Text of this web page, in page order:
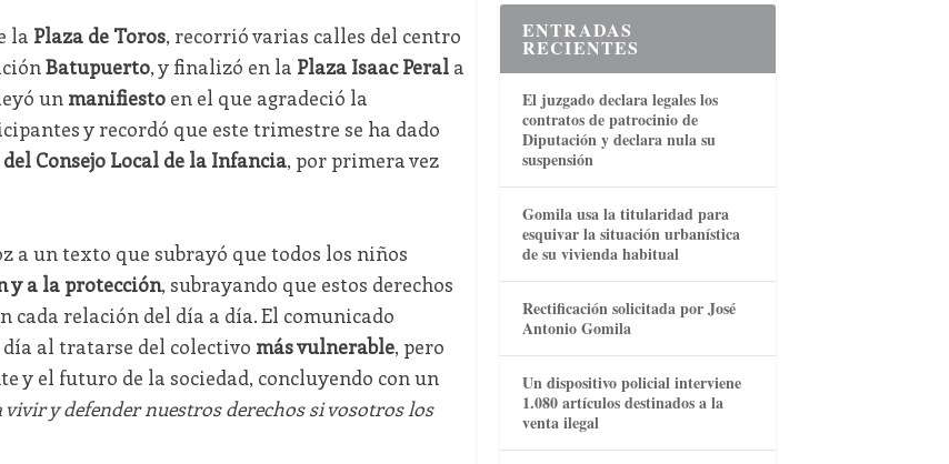
la Plaza de Toros, recorrió varias calles del centro
Batupuerto, y finalizó en la Plaza Isaac Perala
un manifiestoen el que agradeció la
y recordó que este trimestre se ha dado
Consejo Local de la Infancia, por primera vez
a un texto que subrayó que todos los niños
y a la protección, subrayando que estos derechos
cada relación del día a día. El comunicado
al tratarse del colectivo más vulnerable, pero
y el futuro de la sociedad, concluyendo con un
vivir y defender nuestros derechos si vosotros los
ENTRADAS
RECIENTES
El juzgado declara legales los
contratos de patrocinio de
Diputación y declara nula su
suspensión
Gomila usa la titularidad para
esquivar la situación urbanística
de su vivienda habitual
Rectificación solicitada por José
Antonio Gomila
Un dispositivo policial interviene
1.080 artículos destinados a la
venta ilegal